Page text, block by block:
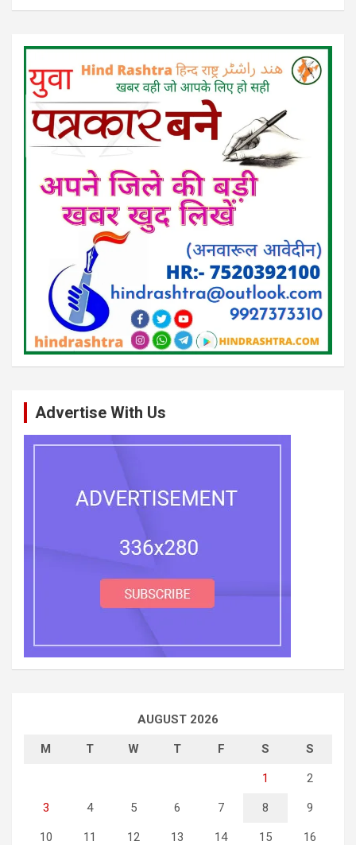
Advertise With Us
AUGUST 2026
M T W T F S S
1 2
3 4 5 6 7 8 9
10 11 12 13 14 15 16